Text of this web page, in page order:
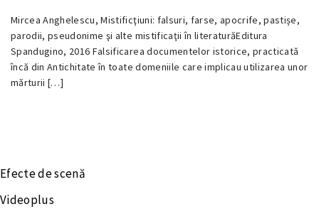
18
DECEMBRIE
2016
Mircea Anghelescu, Mistificţiuni: falsuri, farse, apocrife, pastișe,
parodii, pseudonime şi alte mistificaţii în literaturăEditura
Spandugino, 2016 Falsificarea documentelor istorice, practicată
încă din Antichitate în toate domeniile care implicau utilizarea unor
mărturii […]
Efecte de scenă
Videoplus